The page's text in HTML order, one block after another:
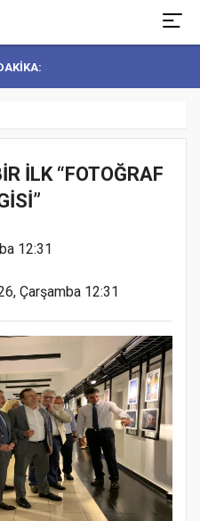
İLK “FOTOĞRAF
12:31
Çarşamba 12:31